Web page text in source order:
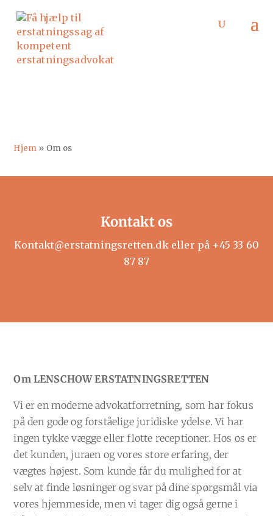
Hjem » Om os
Kontakt os
Kontakt@erstatningsretten.dkeller på +45 33 60
87 87
Om LENSCHOW ERSTATNINGSRETTEN
Vi er en moderne advokatforretning, som har fokus
på den gode og forståelige juridiske ydelse. Vi har
ingen tykke vægge eller flotte receptioner. Hos os er
det kunden, juraen og vores store erfaring, der
vægtes højest. Som kunde får du mulighed for at
selv at finde løsninger og svar på dine spørgsmål via
vores hjemmeside, men vi tager dig også gerne i